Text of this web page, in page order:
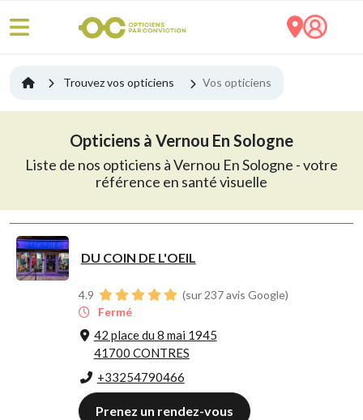
Trouvez vos opticiens Vos opticiens
Opticiens à Vernou En Sologne
Liste de nos opticiens à Vernou En Sologne - votre
référence en santé visuelle
DU COIN DE L'OEIL
4.9
(sur 237 avis Google)
Fermé
42 place du 8 mai 1945
41700 CONTRES
+33254790466
Prenez un rendez-vous